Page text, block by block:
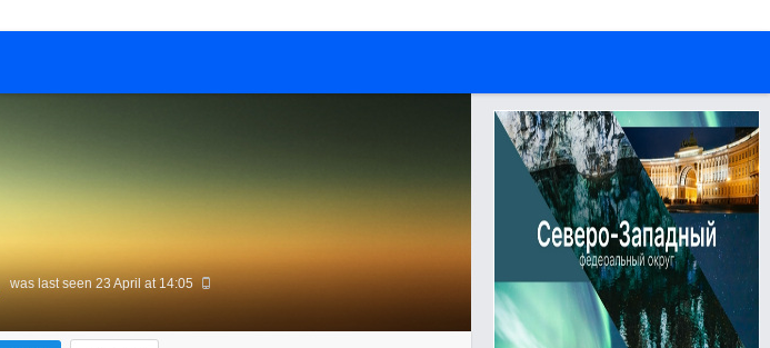
was last seen 23 April at 14:05